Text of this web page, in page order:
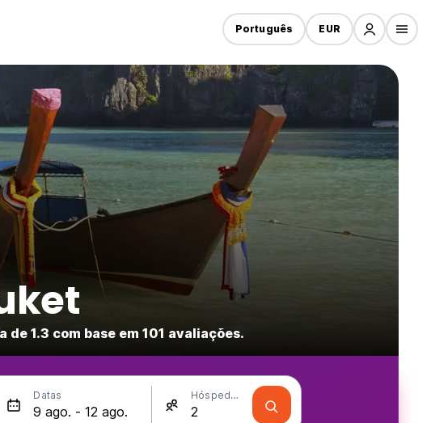
Português EUR
1.3 com base em 101 avaliações.
Datas Hóspedes